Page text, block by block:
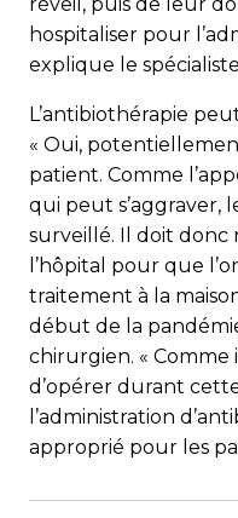
hospitaliser pour
explique le
L’antibiothérapie
« Oui,
patient. Comme
qui peut s’aggraver,
surveillé. Il doit donc
l’hôpital pour que
traitement à la
début de la
chirurgien. «
d’opérer durant
l’administration
approprié pour les